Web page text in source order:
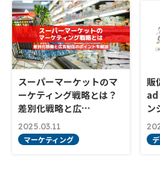
スーパーマーケットのマ
ーケティング戦略とは？
差別化戦略と広…
2025.03.11
マーケティング
販
ad
ン